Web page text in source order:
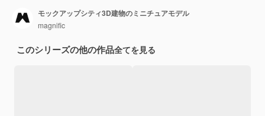
モックアップシティ3D建物のミニチュアモデル
magnific
このシリーズの他の作品全てを見る